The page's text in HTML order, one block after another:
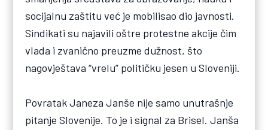
socijalnu zaštitu već je mobilisao dio javnosti.
Sindikati su najavili oštre protestne akcije čim
vlada i zvanično preuzme dužnost, što
nagovještava “vrelu” političku jesen u Sloveniji.
Povratak Janeza Janše nije samo unutrašnje
pitanje Slovenije. To je i signal za Brisel. Janša